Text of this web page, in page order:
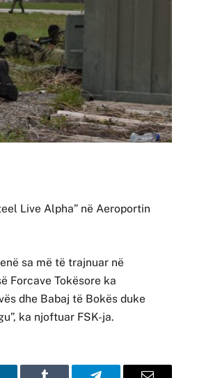
Live Alpha” në Aeroportin
sa më të trajnuar në
Forcave Tokësore ka
dhe Babaj të Bokës duke
ka njoftuar FSK-ja.